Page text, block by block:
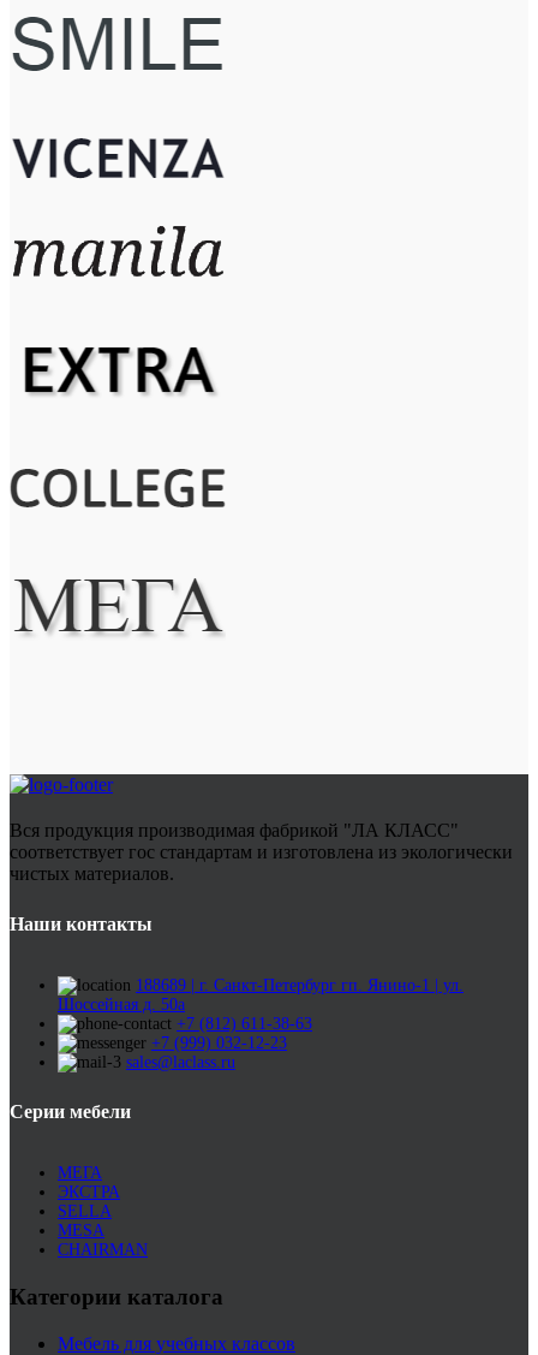
Вся продукция производимая фабрикой "ЛА КЛАСС"
соответствует гос стандартам и изготовлена из экологически
чистых материалов.
Наши контакты
188689 | г. Санкт-Петербург гп. Янино-1 | ул.
Шоссейная д. 50а
+7 (812) 611-38-63
+7 (999) 032-12-23
sales@laclass.ru
Серии мебели
МЕГА
ЭКСТРА
SELLA
MESA
CHAIRMAN
Категории каталога
Мебель для учебных классов